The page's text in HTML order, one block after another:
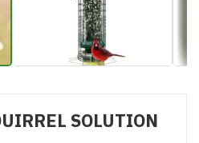
SOLUTION